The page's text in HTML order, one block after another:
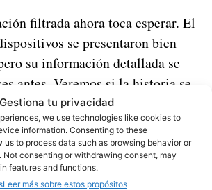
Gestiona tu privacidad
we use technologies like cookies to
information. Consenting to these
to process data such as browsing behavior or
Not consenting or withdrawing consent, may
features and functions.
Leer más sobre estos propósitos
filtrada ahora toca esperar. El
se presentaron bien
su información detallada se
antes. Veremos si la historia se
estosGoogle Pixel 4a y 4a XL.